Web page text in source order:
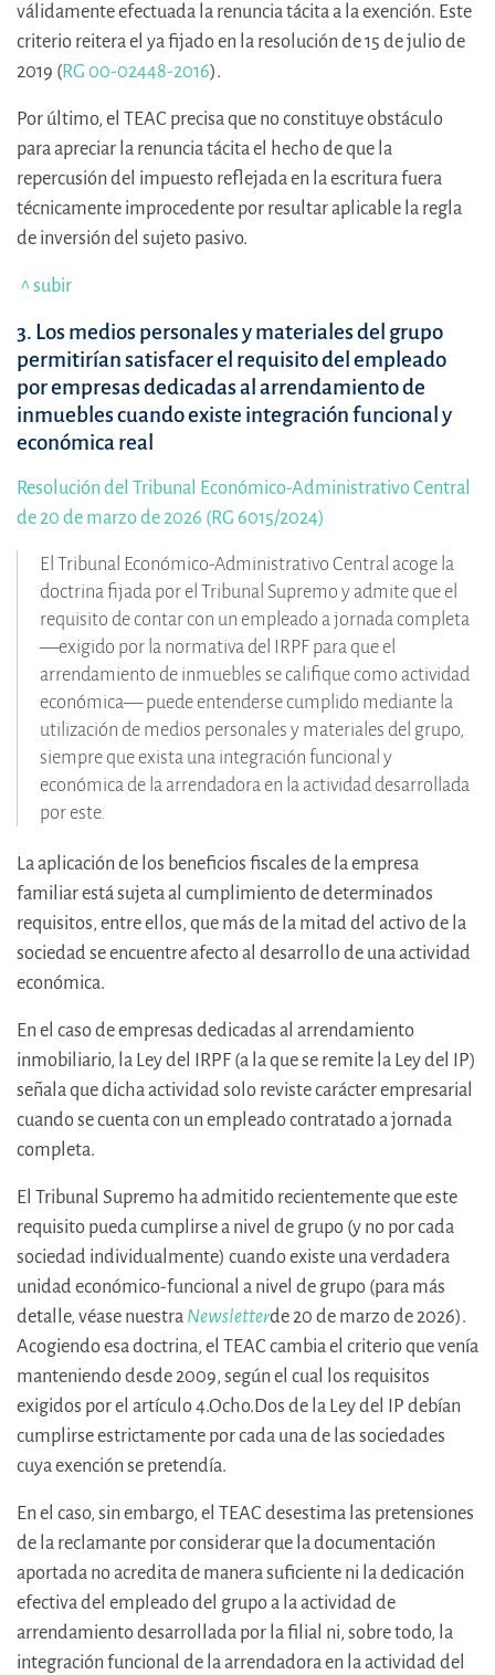
válidamente efectuada la renuncia tácita a la exención. Este
criterio reitera el ya fijado en la resolución de 15 de julio de
2019 (RG 00-02448-2016).
Por último, el TEAC precisa que no constituye obstáculo
para apreciar la renuncia tácita el hecho de que la
repercusión del impuesto reflejada en la escritura fuera
técnicamente improcedente por resultar aplicable la regla
de inversión del sujeto pasivo.
^ subir
3. Los medios personales y materiales del grupo
permitirían satisfacer el requisito del empleado
por empresas dedicadas al arrendamiento de
inmuebles cuando existe integración funcional y
económica real
Resolución del Tribunal Económico-Administrativo Central
de 20 de marzo de 2026 (RG 6015/2024)
El Tribunal Económico-Administrativo Central acoge la
doctrina fijada por el Tribunal Supremo y admite que el
requisito de contar con un empleado a jornada completa
—exigido por la normativa del IRPF para que el
arrendamiento de inmuebles se califique como actividad
económica— puede entenderse cumplido mediante la
utilización de medios personales y materiales del grupo,
siempre que exista una integración funcional y
económica de la arrendadora en la actividad desarrollada
por este.
La aplicación de los beneficios fiscales de la empresa
familiar está sujeta al cumplimiento de determinados
requisitos, entre ellos, que más de la mitad del activo de la
sociedad se encuentre afecto al desarrollo de una actividad
económica.
En el caso de empresas dedicadas al arrendamiento
inmobiliario, la Ley del IRPF (a la que se remite la Ley del IP)
señala que dicha actividad solo reviste carácter empresarial
cuando se cuenta con un empleado contratado a jornada
completa.
El Tribunal Supremo ha admitido recientemente que este
requisito pueda cumplirse a nivel de grupo (y no por cada
sociedad individualmente) cuando existe una verdadera
unidad económico-funcional a nivel de grupo (para más
detalle, véase nuestra Newsletterde 20 de marzo de 2026).
Acogiendo esa doctrina, el TEAC cambia el criterio que venía
manteniendo desde 2009, según el cual los requisitos
exigidos por el artículo 4.Ocho.Dos de la Ley del IP debían
cumplirse estrictamente por cada una de las sociedades
cuya exención se pretendía.
En el caso, sin embargo, el TEAC desestima las pretensiones
de la reclamante por considerar que la documentación
aportada no acredita de manera suficiente ni la dedicación
efectiva del empleado del grupo a la actividad de
arrendamiento desarrollada por la filial ni, sobre todo, la
integración funcional de la arrendadora en la actividad del